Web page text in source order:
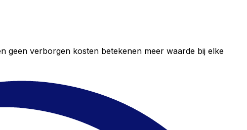
geen verborgen kosten betekenen meer waarde bij elke